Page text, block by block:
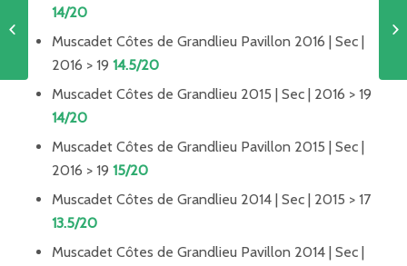
14/20
Muscadet Côtes de Grandlieu Pavillon 2016 | Sec |
2016 > 19 14.5/20
Muscadet Côtes de Grandlieu 2015 | Sec | 2016 > 19
14/20
Muscadet Côtes de Grandlieu Pavillon 2015 | Sec |
2016 > 19 15/20
Muscadet Côtes de Grandlieu 2014 | Sec | 2015 > 17
13.5/20
Muscadet Côtes de Grandlieu Pavillon 2014 | Sec |